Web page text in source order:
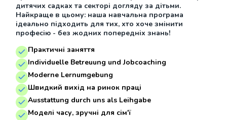
дитячих садках та секторі догляду за дітьми.
Найкраще в цьому: наша навчальна програма
ідеально підходить для тих, хто хоче змінити
професію - без жодних попередніх знань!
Практичні заняття
Individuelle Betreuung und Jobcoaching
Moderne Lernumgebung
Швидкий вихід на ринок праці
Ausstattung durch uns als Leihgabe
Моделі часу, зручні для сім'ї